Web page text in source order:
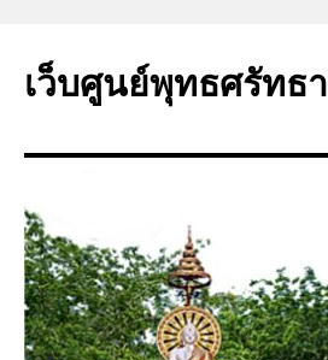
ยัง
เว็บศูนย์พุทธศรัทธา